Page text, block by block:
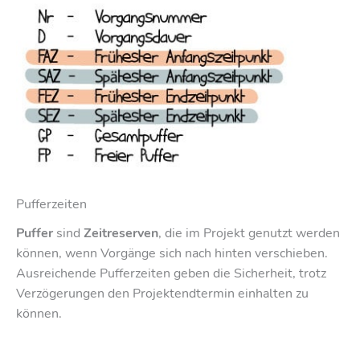
Pufferzeiten
Puffer sind Zeitreserven, die im Projekt genutzt werden
können, wenn Vorgänge sich nach hinten verschieben.
Ausreichende Pufferzeiten geben die Sicherheit, trotz
Verzögerungen den Projektendtermin einhalten zu
können.